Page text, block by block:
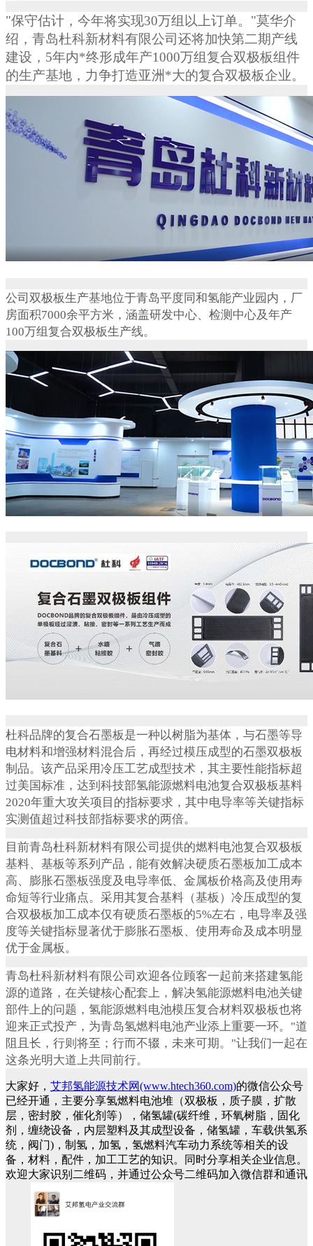
"保守估计，今年将实现30万组以上订单。 "莫华介
绍，青岛杜科新材料有限公司还将加快第二期产线
建设， 5年内*终形成年产1000万组复合双极板组件
的生产基地，力争打造亚洲*大的复合双极板企业。
公司双极板生产基地位于青岛平度同和氢能产业园内，厂
房面积7000余平方米，涵盖研发中心、检测中心及年产
100万组复合双极板生产线。
杜科品牌的复合石墨板是一种以树脂为基体，与石墨等导
电材料和增强材料混合后，再经过模压成型的石墨双极板
制品。该产品采用冷压工艺成型技术，其主要性能指标超
过美国标准，达到科技部氢能源燃料电池复合双极板基料
2020年重大攻关项目的指标要求，其中电导率等关键指标
实测值超过科技部指标要求的两倍。
目前青岛杜科新材料有限公司提供的燃料电池复合双极板
基料、基板等系列产品，能有效解决硬质石墨板加工成本
高、膨胀石墨板强度及电导率低、金属板价格高及使用寿
命短等行业痛点。采用其复合基料（基板）冷压成型的复
合双极板加工成本仅有硬质石墨板的5%左右，电导率及强
度等关键指标显著优于膨胀石墨板、使用寿命及成本明显
优于金属板。
青岛杜科新材料有限公司欢迎各位顾客一起前来搭建氢能
源的道路，在关键核心配套上，解决氢能源燃料电池关键
部件上的问题，氢能源燃料电池模压复合材料双极板也将
迎来正式投产，为青岛氢燃料电池产业添上重要一环。"道
阻且长，行则将至；行而不辍，未来可期。"让我们一起在
这条光明大道上共同前行。
大家好， 艾邦氢能源技术网(www.htech360.com)的微信公众号
已经开通，主要分享氢燃料电池堆（双极板，质子膜，扩散
层，密封胶，催化剂等），储氢罐(碳纤维，环氧树脂，固化
剂，缠绕设备，内层塑料及其成型设备，储氢罐，车载供氢系
统，阀门)，制氢，加氢，氢燃料汽车动力系统等相关的设
备，材料，配件，加工工艺的知识。同时分享相关企业信息。
欢迎大家识别二维码，并通过公众号二维码加入微信群和通讯